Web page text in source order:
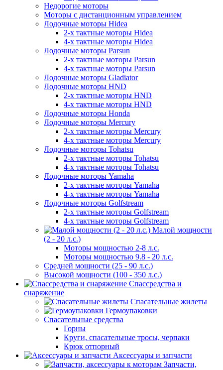
Недорогие моторы
Моторы с дистанционным управлением
Лодочные моторы Hidea
2-х тактные моторы Hidea
4-х тактные моторы Hidea
Лодочные моторы Parsun
2-х тактные моторы Parsun
4-х тактные моторы Parsun
Лодочные моторы Gladiator
Лодочные моторы HND
2-х тактные моторы HND
4-х тактные моторы HND
Лодочные моторы Honda
Лодочные моторы Mercury
2-х тактные моторы Mercury
4-х тактные моторы Mercury
Лодочные моторы Tohatsu
2-х тактные моторы Tohatsu
4-х тактные моторы Tohatsu
Лодочные моторы Yamaha
2-х тактные моторы Yamaha
4-х тактные моторы Yamaha
Лодочные моторы Golfstream
2-х тактные моторы Golfstream
4-х тактные моторы Golfstream
Малой мощности
(2 - 20 л.с.)
Моторы мощностью 2-8 л.с.
Моторы мощностью 9.8 - 20 л.с.
Средней мощности (25 - 90 л.с.)
Высокой мощности (100 - 350 л.с.)
Спассредства и
снаряжение
Спасательные жилеты
Гермоупаковки
Спасательные средства
Горны
Круги, спасательные тросы, черпаки
Крюк отпорный
Аксессуары и запчасти
Запчасти,